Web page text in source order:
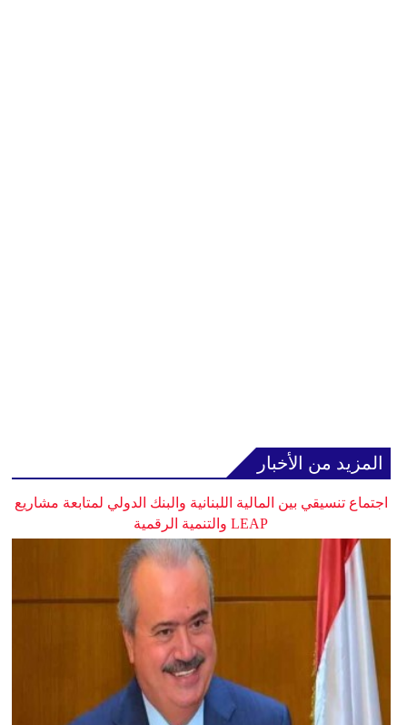
المزيد من الأخبار
اجتماع تنسيقي بين المالية اللبنانية والبنك الدولي لمتابعة مشاريع
LEAP والتنمية الرقمية